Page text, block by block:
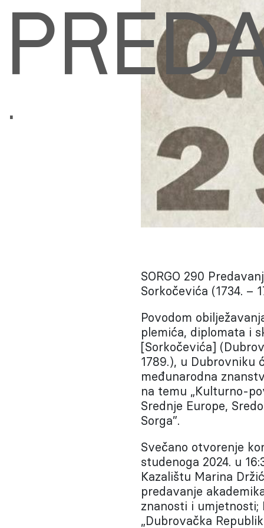
.
SORGO 290
Sorkočevića (1734. –
Povodom
plemića, diplomata i
[Sorkočevića]
1789.), u Dubrovniku
međunarodna
na temu „Kulturno-
Srednje Europe,
Sorga”.
Svečano otvorenje
studenoga 2024. u
Kazalištu Marina
predavanje
znanosti i
„Dubrovačka